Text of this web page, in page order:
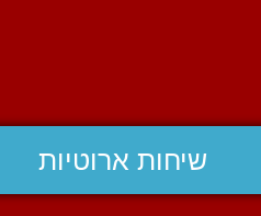
שיחות ארוטיות